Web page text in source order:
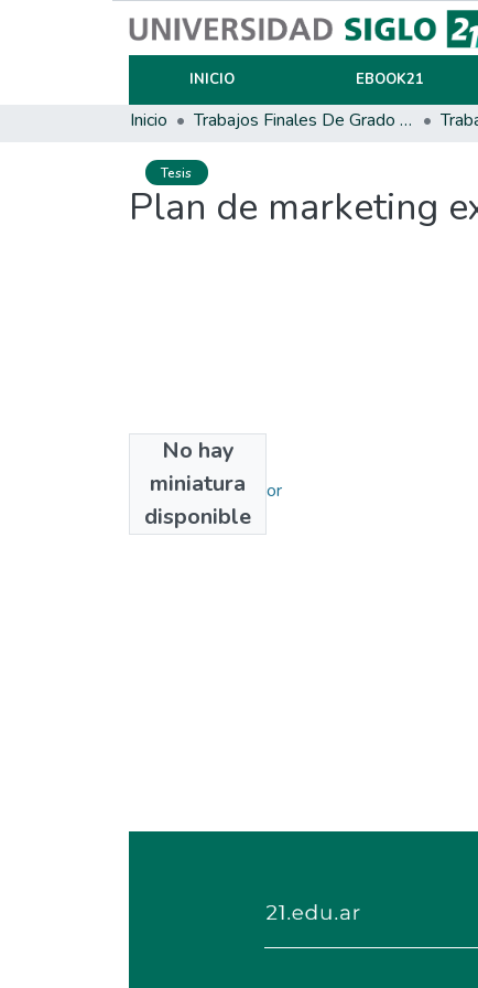
INICIO EBOOK21
Inicio Trabajos Finales De Grado Y Posgrado
Tesis
Plan de marketing
No hay
miniatura
disponible
Autores
Cheli, Tomás Héctor